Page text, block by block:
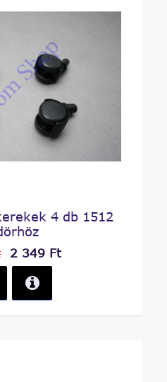
4 db 1512
2 349 Ft